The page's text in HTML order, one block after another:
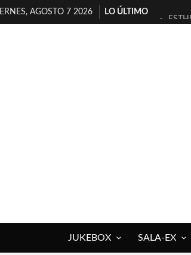
AGOSTO 7 2026
LO ÚLTIMO
30
JUKEBOX SALA-EX